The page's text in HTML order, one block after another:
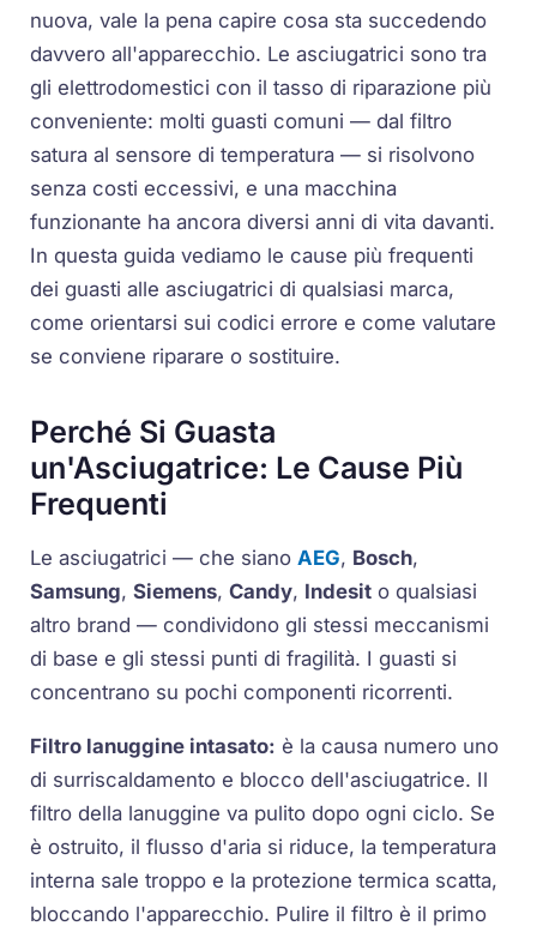
nuova, vale la pena capire cosa sta succedendo
davvero all'apparecchio. Le asciugatrici sono tra
gli elettrodomestici con il tasso di riparazione più
conveniente: molti guasti comuni — dal filtro
satura al sensore di temperatura — si risolvono
senza costi eccessivi, e una macchina
funzionante ha ancora diversi anni di vita davanti.
In questa guida vediamo le cause più frequenti
dei guasti alle asciugatrici di qualsiasi marca,
come orientarsi sui codici errore e come valutare
se conviene riparare o sostituire.
Perché Si Guasta
un'Asciugatrice: Le Cause Più
Frequenti
Le asciugatrici — che sianoAEG, Bosch,
Samsung,Siemens,Candy, Indesit o qualsiasi
altro brand — condividono gli stessi meccanismi
di base e gli stessi punti di fragilità. I guasti si
concentrano su pochi componenti ricorrenti.
Filtro lanuggine intasato: è la causa numero uno
di surriscaldamento e blocco dell'asciugatrice. Il
filtro della lanuggine va pulito dopo ogni ciclo. Se
è ostruito, il flusso d'aria si riduce, la temperatura
interna sale troppo e la protezione termica scatta,
bloccando l'apparecchio. Pulire il filtro è il primo